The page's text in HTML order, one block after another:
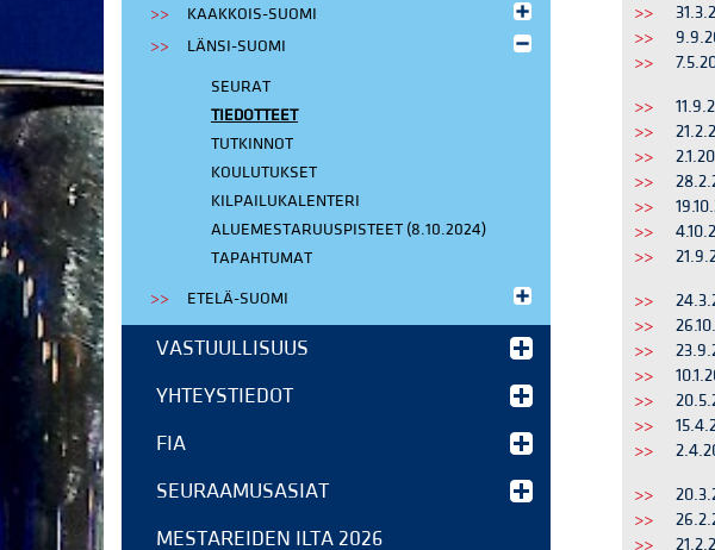
KAAKKOIS-SUOMI
LÄNSI-SUOMI
SEURAT
TIEDOTTEET
TUTKINNOT
KOULUTUKSET
KILPAILUKALENTERI
ALUEMESTARUUSPISTEET (8.10.2024)
TAPAHTUMAT
ETELÄ-SUOMI
VASTUULLISUUS
YHTEYSTIEDOT
FIA
SEURAAMUSASIAT
MESTAREIDEN ILTA 2026
>>
>>
>>
>>
>>
>>
>>
>>
>>
>>
>>
>>
>>
>>
>>
>>
>>
>>
>>
>>